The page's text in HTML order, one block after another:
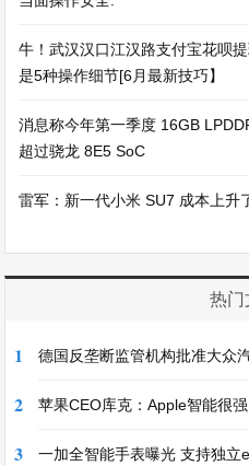
牛！武汉汉口江汉路支付宝花呗
是5种操作细节[6月最新技巧】
消息称今年第一季度 16GB
超过骁龙 8E5 SoC
雷军：新一代小米 SU7 成本上升
热门
1 德国反垄断监管机构批准大众
2 苹果CEO库克：Apple智能很
3 一加全智能手表曝光 支持独立